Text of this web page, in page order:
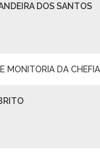
DOS SANTOS
MONITORIA DA